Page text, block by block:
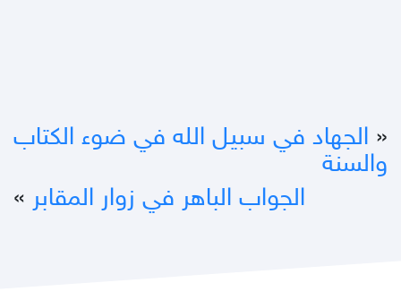
« الجهاد في سبيل الله في ضوء الكتاب
والسنة
الجواب الباهر في زوار المقابر »